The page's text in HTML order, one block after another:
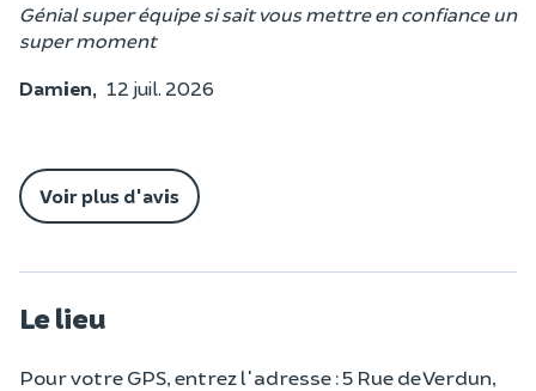
Génial super équipe si sait vous mettre en confiance un
super moment
Damien, 12 juil. 2026
Voir plus d'avis
Le lieu
Pour votre GPS, entrez l'adresse : 5 Rue de Verdun,